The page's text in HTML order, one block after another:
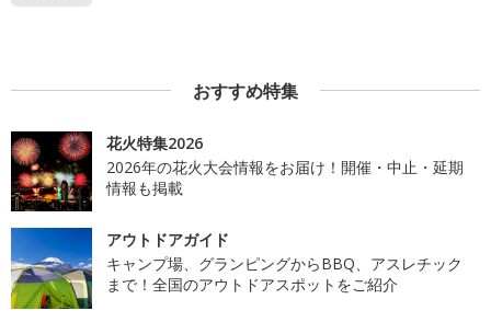
おすすめ特集
花火特集2026
2026年の花火大会情報をお届け！開催・中止・延期
情報も掲載
アウトドアガイド
キャンプ場、グランピングからBBQ、アスレチック
まで！全国のアウトドアスポットをご紹介